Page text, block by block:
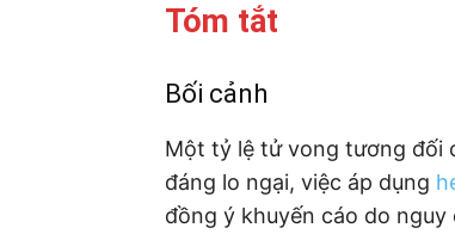
Tóm tắt
Bối cảnh
Một tỷ lệ tử vong tương đối
đáng lo ngại, việc áp dụng
đồng ý khuyến cáo do